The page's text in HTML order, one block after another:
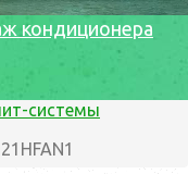
кондиционера
системы